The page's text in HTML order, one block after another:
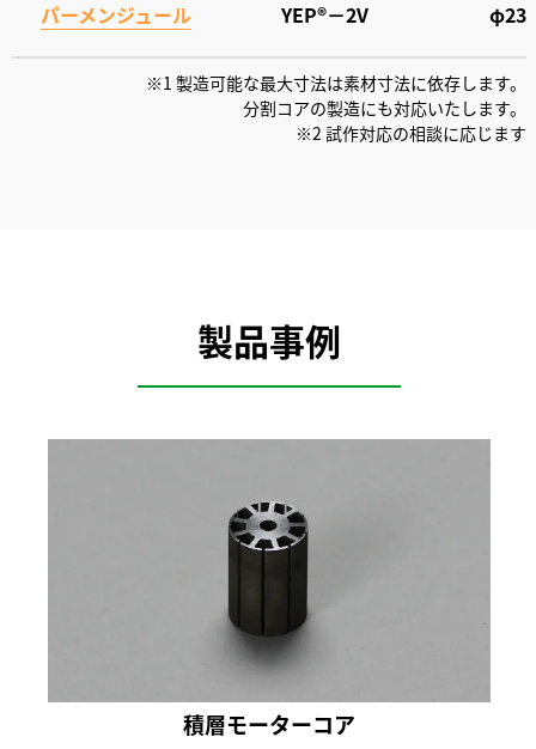
パーメンジュール YEP®－2V φ230
※1 製造可能な最大寸法は素材寸法に依存します。
分割コアの製造にも対応いたします。
※2 試作対応の相談に応じます
製品事例
積層モーターコア